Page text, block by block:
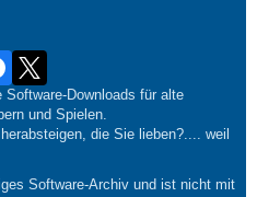
Downloads für alte
und Spielen.
die Sie lieben?.... weil
Software-Archiv und ist nicht mit